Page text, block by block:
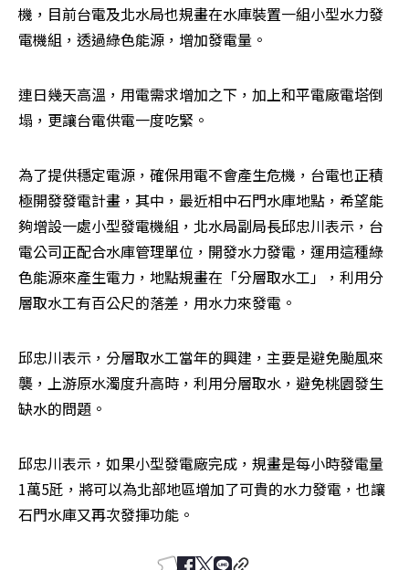
機，目前台電及北水局也規畫在水庫裝置一組小型水力發
電機組，透過綠色能源，增加發電量。
連日幾天高溫，用電需求增加之下，加上和平電廠電塔倒
塌，更讓台電供電一度吃緊。
為了提供穩定電源，確保用電不會產生危機，台電也正積
極開發發電計畫，其中，最近相中石門水庫地點，希望能
夠增設一處小型發電機組，北水局副局長邱忠川表示，台
電公司正配合水庫管理單位，開發水力發電，運用這種綠
色能源來產生電力，地點規畫在「分層取水工」，利用分
層取水工有百公尺的落差，用水力來發電。
邱忠川表示，分層取水工當年的興建，主要是避免颱風來
襲，上游原水濁度升高時，利用分層取水，避免桃園發生
缺水的問題。
邱忠川表示，如果小型發電廠完成，規畫是每小時發電量
1萬5瓩，將可以為北部地區增加了可貴的水力發電，也讓
石門水庫又再次發揮功能。